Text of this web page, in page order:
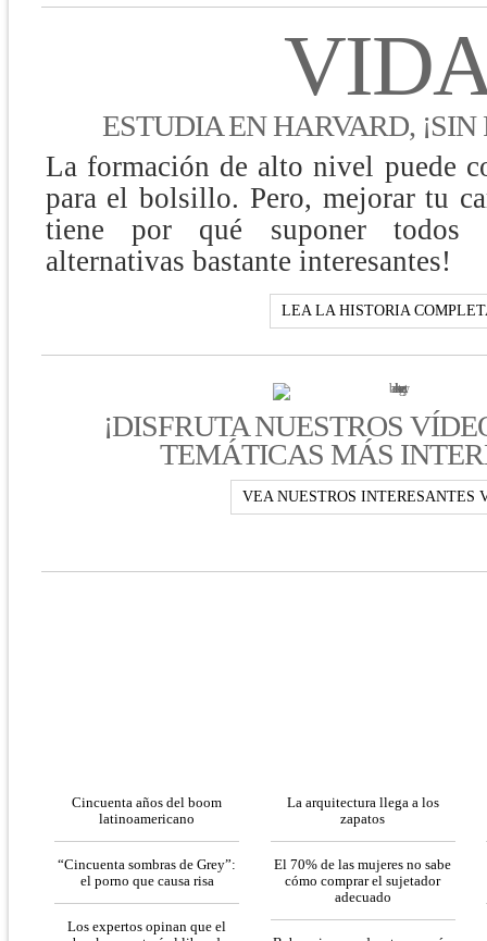
ESTUDIA EN HARVARD, ¡SIN
La formación de alto nivel puede
para el bolsillo. Pero, mejorar tu
tiene por qué suponer todos
alternativas bastante interesantes!
LEA LA HISTORIA
¡DISFRUTA NUESTROS
TEMÁTICAS MÁS
VEA NUESTROS INTERESANTES
Cincuenta años del boom
latinoamericano
“Cincuenta sombras de Grey”:
el porno que causa risa
Los expertos opinan que el
La arquitectura llega a los
zapatos
El 70% de las mujeres no sabe
cómo comprar el sujetador
adecuado